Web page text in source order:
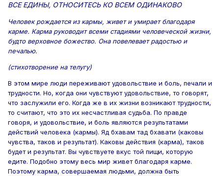
ВСЕ ЕДИНЫ, ОТНОСИТЕСЬ КО ВСЕМ ОДИНАКОВО
Человек рождается из кармы, живет и умирает благодаря
карме. Карма руководит всеми стадиями человеческой жизни,
будто верховное божество. Она повелевает радостью и
печалью.
(стихотворение на телугу)
В этом мире люди переживают удовольствие и боль, печали и
трудности. Но, когда они чувствуют удовольствие, то говорят,
что заслужили его. Когда же в их жизни возникают трудности,
то считают, что это их несчастливая судьба. По правде
говоря, и удовольствие, и боль являются результатами
действий человека (кармы). Яд бхавам тад бхавати (каковы
чувства, таков и результат). Каковы действия (карма), таков
будет и результат. Вы чувствуете вкус той пищи, которую
едите. Подобно этому весь мир живет благодаря карме.
Поэтому карма, совершаемая людьми, должна быть